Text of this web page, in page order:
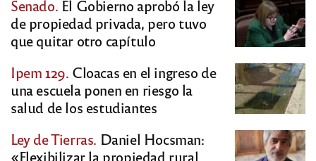
Senado. El Gobierno aprobó la ley
de propiedad privada, pero tuvo
que quitar otro capítulo
Ipem 129. Cloacas en el ingreso de
una escuela ponen en riesgo la
salud de los estudiantes
Ley de Tierras. Daniel Hocsman:
«Flexibilizar la propiedad rural